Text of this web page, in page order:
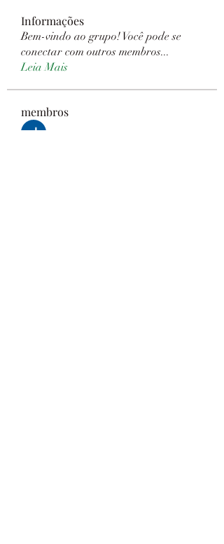
Informações
Bem-vindo ao grupo! Você pode se
conectar com outros membros...
Leia Mais
membros